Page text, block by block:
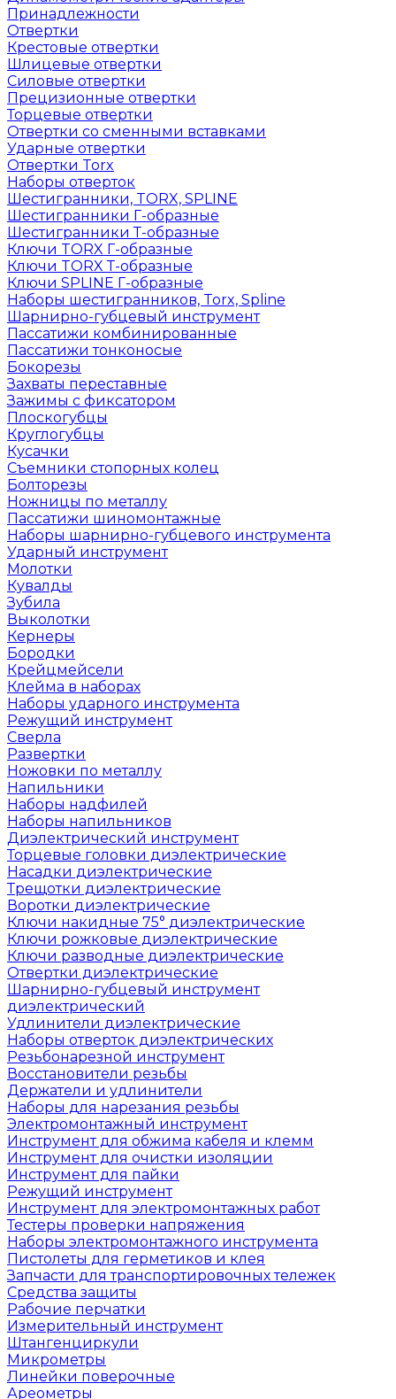
Принадлежности
Отвертки
Крестовые отвертки
Шлицевые отвертки
Силовые отвертки
Прецизионные отвертки
Торцевые отвертки
Отвертки со сменными вставками
Ударные отвертки
Отвертки Torx
Наборы отверток
Шестигранники, TORX, SPLINE
Шестигранники Г-образные
Шестигранники Т-образные
Ключи TORX Г-образные
Ключи TORX Т-образные
Ключи SPLINE Г-образные
Наборы шестигранников, Torx, Spline
Шарнирно-губцевый инструмент
Пассатижи комбинированные
Пассатижи тонконосые
Бокорезы
Захваты переставные
Зажимы с фиксатором
Плоскогубцы
Круглогубцы
Кусачки
Съемники стопорных колец
Болторезы
Ножницы по металлу
Пассатижи шиномонтажные
Наборы шарнирно-губцевого инструмента
Ударный инструмент
Молотки
Кувалды
Зубила
Выколотки
Кернеры
Бородки
Крейцмейсели
Клейма в наборах
Наборы ударного инструмента
Режущий инструмент
Сверла
Развертки
Ножовки по металлу
Напильники
Наборы надфилей
Наборы напильников
Диэлектрический инструмент
Торцевые головки диэлектрические
Насадки диэлектрические
Трещотки диэлектрические
Воротки диэлектрические
Ключи накидные 75° диэлектрические
Ключи рожковые диэлектрические
Ключи разводные диэлектрические
Отвертки диэлектрические
Шарнирно-губцевый инструмент
диэлектрический
Удлинители диэлектрические
Наборы отверток диэлектрических
Резьбонарезной инструмент
Восстановители резьбы
Держатели и удлинители
Наборы для нарезания резьбы
Электромонтажный инструмент
Инструмент для обжима кабеля и клемм
Инструмент для очистки изоляции
Инструмент для пайки
Режущий инструмент
Инструмент для электромонтажных работ
Тестеры проверки напряжения
Наборы электромонтажного инструмента
Пистолеты для герметиков и клея
Запчасти для транспортировочных тележек
Средства защиты
Рабочие перчатки
Измерительный инструмент
Штангенциркули
Микрометры
Линейки поверочные
Ареометры